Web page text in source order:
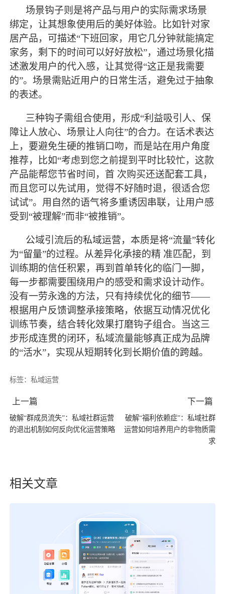
场景钩子则是将产品与用户的实际需求场景
绑定，让其想象使用后的美好体验。比如针对家
居产品，可描述“下班回家，用它几分钟就能搞定
家务，剩下的时间可以好好放松”，通过场景化描
述激发用户的代入感，让其觉得“这正是我需要
的”。场景需贴近用户的日常生活，避免过于抽象
的表述。
三种钩子需组合使用，形成“利益吸引人、保
障让人放心、场景让人向往”的合力。在话术表达
上，要避免生硬的推销口吻，而是站在用户角度
推荐，比如“考虑到您之前提到平时比较忙，这款
产品能帮您节省时间，首 次购买还送配套工具，
而且您可以先试用，觉得不好随时退，很适合您
试试”。用自然的语气将多重诱因串联，让用户感
受到“被理解”而非“被推销”。
公域引流后的私域运营，本质是将“流量”转化
为“留量”的过程。从差异化承接的精 准匹配，到
训练期的信任积累，再到首单转化的临门一脚，
每一步都需要围绕用户的感受和需求设计动作。
没有一劳永逸的方法，只有持续优化的细节——
根据用户反馈调整承接策略，依据互动情况优化
训练节奏，结合转化效果打磨钩子组合。当这三
步形成连贯的闭环，私域流量能够真正成为品牌
的“活水”，实现从短期转化到长期价值的跨越。
标签：私域运营
上一篇
破解“群成员流失”：私域社群运营
的退出机制如何反向优化运营策略
下一篇
破解“福利依赖症”：私域社群
运营如何培养用户的非物质需
求
相关文章